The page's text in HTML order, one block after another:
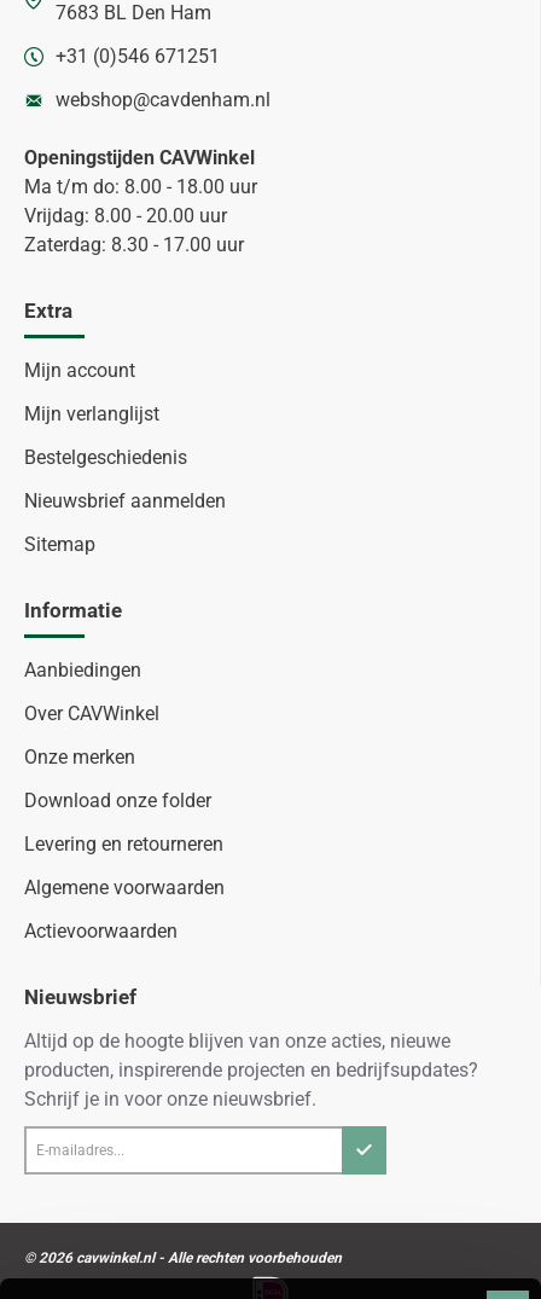
7683 BL Den Ham
+31 (0)546 671251
webshop@cavdenham.nl
Openingstijden CAVWinkel
Ma t/m do: 8.00 - 18.00 uur
Vrijdag: 8.00 - 20.00 uur
Zaterdag: 8.30 - 17.00 uur
Extra
Mijn account
Mijn verlanglijst
Bestelgeschiedenis
Nieuwsbrief aanmelden
Sitemap
Informatie
Aanbiedingen
Over CAVWinkel
Onze merken
Download onze folder
Levering en retourneren
Algemene voorwaarden
Actievoorwaarden
Nieuwsbrief
Altijd op de hoogte blijven van onze acties, nieuwe
producten, inspirerende projecten en bedrijfsupdates?
Schrijf je in voor onze nieuwsbrief.
mailadres...
© 2026 cavwinkel.nl - Alle rechten voorbehouden